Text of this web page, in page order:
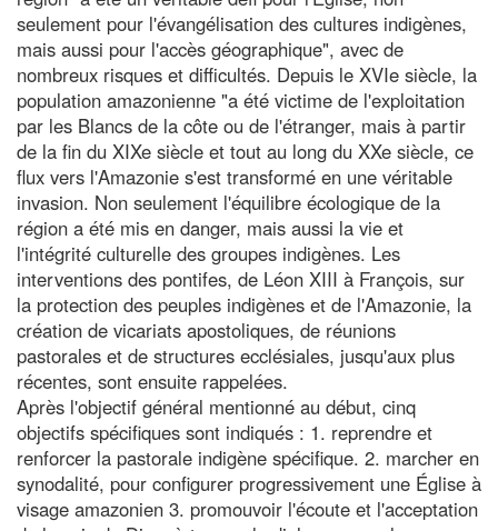
seulement pour l'évangélisation des cultures indigènes,
mais aussi pour l'accès géographique", avec de
nombreux risques et difficultés. Depuis le XVIe siècle, la
population amazonienne "a été victime de l'exploitation
par les Blancs de la côte ou de l'étranger, mais à partir
de la fin du XIXe siècle et tout au long du XXe siècle, ce
flux vers l'Amazonie s'est transformé en une véritable
invasion. Non seulement l'équilibre écologique de la
région a été mis en danger, mais aussi la vie et
l'intégrité culturelle des groupes indigènes. Les
interventions des pontifes, de Léon XIII à François, sur
la protection des peuples indigènes et de l'Amazonie, la
création de vicariats apostoliques, de réunions
pastorales et de structures ecclésiales, jusqu'aux plus
récentes, sont ensuite rappelées.
Après l'objectif général mentionné au début, cinq
objectifs spécifiques sont indiqués : 1. reprendre et
renforcer la pastorale indigène spécifique. 2. marcher en
synodalité, pour configurer progressivement une Église à
visage amazonien 3. promouvoir l'écoute et l'acceptation